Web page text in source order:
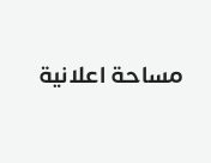
مساحة اعلانية